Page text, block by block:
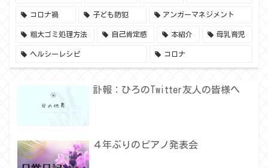
コロナ禍 子ども防犯 アンガーマネジメント
粗大ゴミ処理方法 自己肯定感 本紹介 母乳育児
ヘルシーレシピ コロナ
訃報：ひろのTwitter友人の皆様へ
４年ぶりのピアノ発表会